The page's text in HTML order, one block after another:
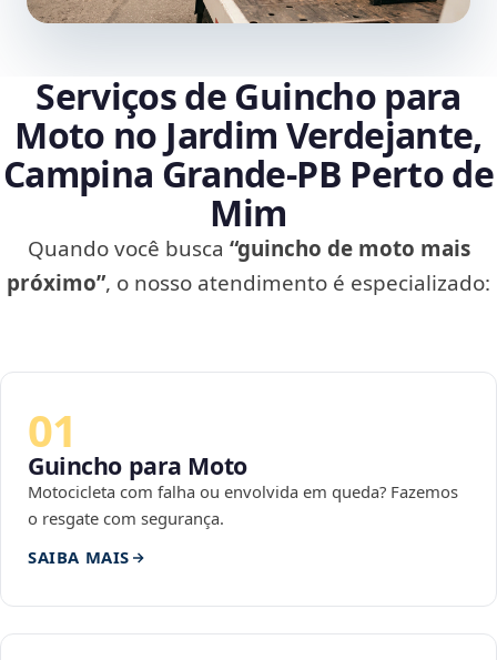
Serviços de Guincho para
Moto no Jardim Verdejante,
Campina Grande‑PB Perto de
Mim
Quando você busca “guincho de moto mais
próximo”, o nosso atendimento é especializado:
01
Guincho para Moto
Motocicleta com falha ou envolvida em queda? Fazemos
o resgate com segurança.
SAIBA MAIS